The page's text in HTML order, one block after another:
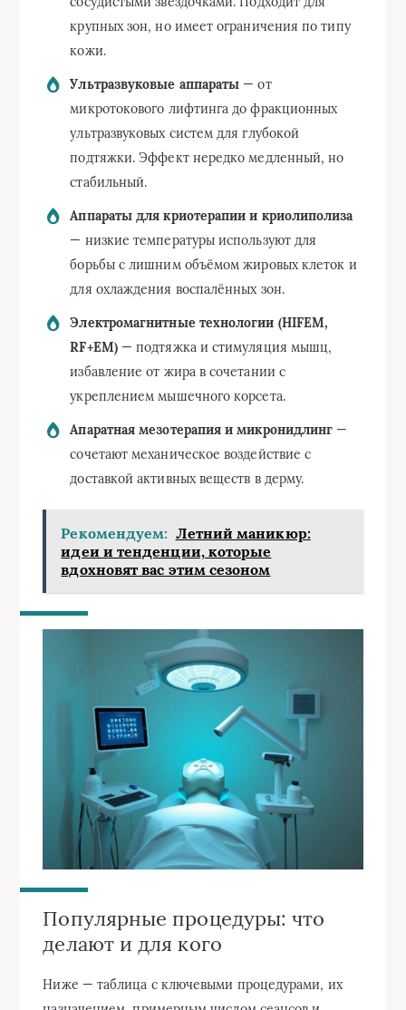
крупных зон, но имеет ограничения по типу
кожи.
Ультразвуковые аппараты — от
микротокового лифтинга до фракционных
ультразвуковых систем для глубокой
подтяжки. Эффект нередко медленный, но
стабильный.
Аппараты для криотерапии и криолиполиза
— низкие температуры используют для
борьбы с лишним объёмом жировых клеток и
для охлаждения воспалённых зон.
Электромагнитные технологии (HIFEM,
RF+EM)— подтяжка и стимуляция мышц,
избавление от жира в сочетании с
укреплением мышечного корсета.
Апаратная мезотерапия и микронидлинг —
сочетают механическое воздействие с
доставкой активных веществ в дерму.
Рекомендуем: Летний маникюр:
идеи и тенденции, которые
вдохновят вас этим сезоном
Популярные процедуры: что
делают и для кого
Ниже — таблица с ключевыми процедурами, их